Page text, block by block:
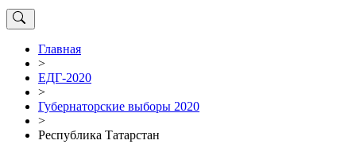
Главная
>
ЕДГ-2020
>
Губернаторские выборы 2020
>
Республика Татарстан